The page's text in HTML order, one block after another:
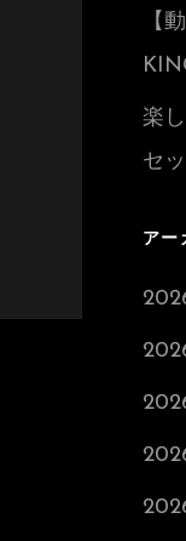
【
楽
セ
アー